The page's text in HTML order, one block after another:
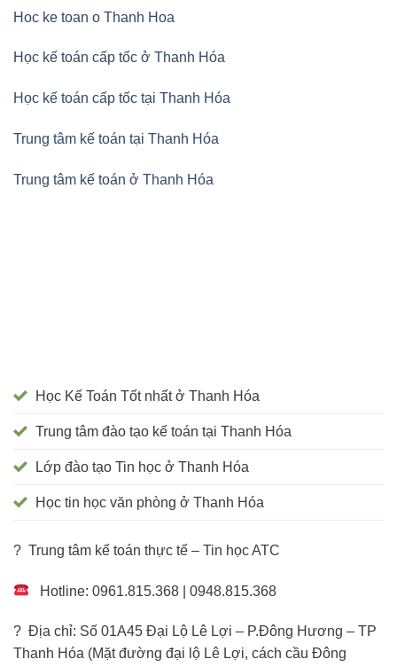
Hoc ke toan o Thanh Hoa
Học kế toán cấp tốc ở Thanh Hóa
Học kế toán cấp tốc tại Thanh Hóa
Trung tâm kế toán tại Thanh Hóa
Trung tâm kế toán ở Thanh Hóa
Học Kế Toán Tốt nhất ở Thanh Hóa
Trung tâm đào tạo kế toán tại Thanh Hóa
Lớp đào tạo Tin học ở Thanh Hóa
Học tin học văn phòng ở Thanh Hóa
? Trung tâm kế toán thực tế – Tin học ATC
Hotline: 0961.815.368 | 0948.815.368
? Địa chỉ: Số 01A45 Đại Lộ Lê Lợi – P.Đông Hương – TP
Thanh Hóa (Mặt đường đại lộ Lê Lợi, cách cầu Đông